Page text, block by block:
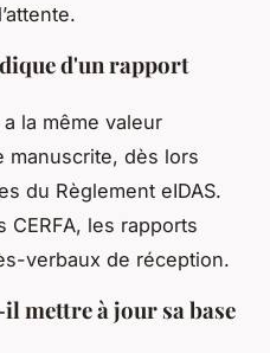
d'un rapport
la même valeur
manuscrite, dès lors
du Règlement eIDAS.
les rapports
verbaux de réception.
mettre à jour sa base